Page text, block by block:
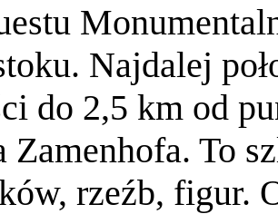
Najdalej
do 2,5 km od
To
rzeźb, figur.